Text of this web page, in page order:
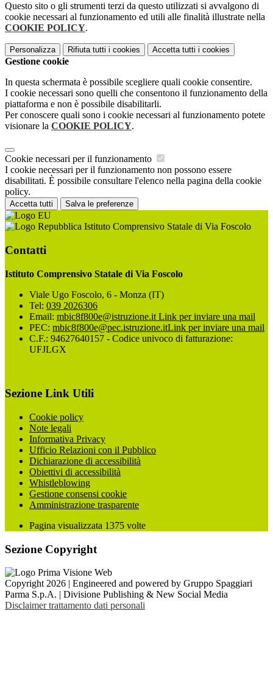
Questo sito o gli strumenti terzi da questo utilizzati si avvalgono di
cookie necessari al funzionamento ed utili alle finalità illustrate nella
COOKIE POLICY.
Personalizza Rifiuta tutti i cookies Accetta tutti i cookies
Gestione cookie
In questa schermata è possibile scegliere quali cookie consentire.
I cookie necessari sono quelli che consentono il funzionamento della
piattaforma e non è possibile disabilitarli.
Per conoscere quali sono i cookie necessari al funzionamento potete
visionare la COOKIE POLICY.
Cookie necessari per il funzionamento
I cookie necessari per il funzionamento non possono essere
disabilitati. È possibile consultare l'elenco nella pagina della cookie
policy.
Accetta tutti Salva le preferenze
Istituto Comprensivo Statale di Via Foscolo
Contatti
Istituto Comprensivo Statale di Via Foscolo
Viale Ugo Foscolo, 6 - Monza (IT)
Tel: 039 2026306
Email: mbic8f800e@istruzione.it Link per inviare una mail
PEC: mbic8f800e@pec.istruzione.itLink per inviare una mail
C.F.: 94627640157 - Codice univoco di fatturazione:
UFJLGX
Sezione Link Utili
Cookie policy
Note legali
Informativa Privacy
Ufficio Relazioni con il Pubblico
Dichiarazione di accessibilità
Obiettivi di accessibilità
Whistleblowing
Gestione consensi cookie
Amministrazione trasparente
Pagina visualizzata 1375 volte
Sezione Copyright
Copyright 2026 | Engineered and powered by Gruppo Spaggiari
Parma S.p.A. | Divisione Publishing & New Social Media
Disclaimer trattamento dati personali